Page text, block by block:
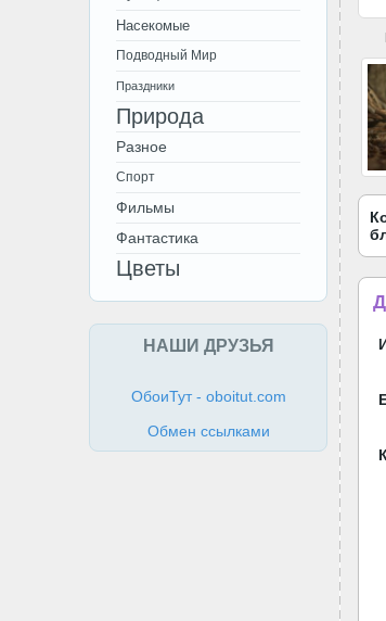
Насекомые
Подводный Мир
Праздники
Природа
Разное
Спорт
Фильмы
Фантастика
Цветы
НАШИ ДРУЗЬЯ
ОбоиТут - oboitut.com
Обмен ссылками